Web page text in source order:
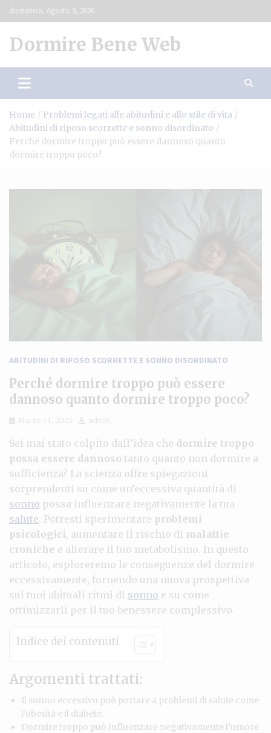
Skip
to
domenica, Agosto 9, 2026
Dormire Bene Web
Home
Problemi legati alle abitudini e allo stile di vita
Abitudini di riposo scorrette e sonno disordinato
Perché dormire troppo può essere dannoso quanto
dormire troppo poco?
ABITUDINI DI RIPOSO SCORRETTE E SONNO DISORDINATO
Perché dormire troppo può essere
dannoso quanto dormire troppo poco?
Marzo 11, 2025 admin
Sei mai stato colpito dall’idea che dormire troppo
possa essere dannoso tanto quanto non dormire a
sufficienza? La scienza offre spiegazioni
sorprendenti su come un’eccessiva quantità di
sonno possa influenzare negativamente la tua
salute. Potresti sperimentare problemi
psicologici, aumentare il rischio di malattie
croniche e alterare il tuo metabolismo. In questo
articolo, esploreremo le conseguenze del dormire
eccessivamente, fornendo una nuova prospettiva
sui tuoi abituali ritmi di sonno e su come
ottimizzarli per il tuo benessere complessivo.
Indice dei contenuti
Argomenti trattati:
Il sonno eccessivo può portare a problemi di salute come
l’obesità e il diabete.
Dormire troppo può influenzare negativamente l’umore